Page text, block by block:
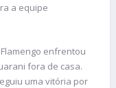
a equipe
enfrentou
fora de casa.
uma vitória por